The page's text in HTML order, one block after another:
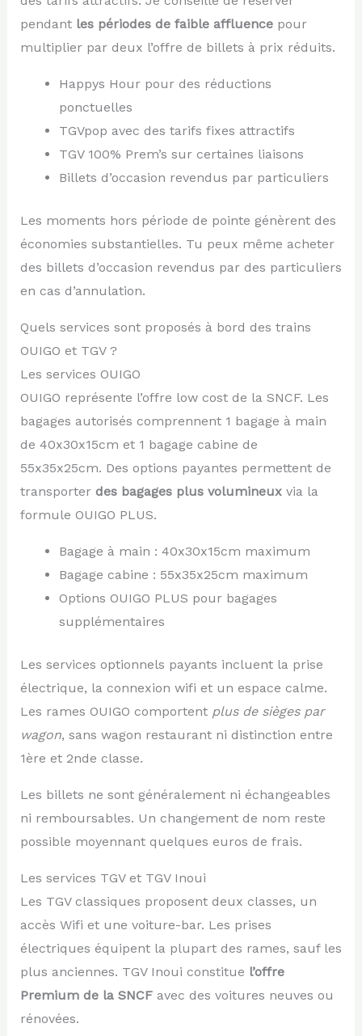
pendant les périodes de faible affluencepour
multiplier par deux l’offre de billets à prix réduits.
Happys Hour pour des réductions
ponctuelles
TGVpop avec des tarifs fixes attractifs
TGV 100% Prem’s sur certaines liaisons
Billets d’occasion revendus par particuliers
Les moments hors période de pointe génèrent des
économies substantielles. Tu peux même acheter
des billets d’occasion revendus par des particuliers
en cas d’annulation.
Quels services sont proposés à bord des trains
OUIGO et TGV ?
Les services OUIGO
OUIGO représente l’offre low cost de la SNCF. Les
bagages autorisés comprennent 1 bagage à main
de 40x30x15cm et 1 bagage cabine de
55x35x25cm. Des options payantes permettent de
transporter des bagages plus volumineuxvia la
formule OUIGO PLUS.
Bagage à main : 40x30x15cm maximum
Bagage cabine : 55x35x25cm maximum
Options OUIGO PLUS pour bagages
supplémentaires
Les services optionnels payants incluent la prise
électrique, la connexion wifi et un espace calme.
Les rames OUIGO comportent plus de sièges par
wagon, sans wagon restaurant ni distinction entre
1ère et 2nde classe.
Les billets ne sont généralement ni échangeables
ni remboursables. Un changement de nom reste
possible moyennant quelques euros de frais.
Les services TGV et TGV Inoui
Les TGV classiques proposent deux classes, un
accès Wifi et une voiture-bar. Les prises
électriques équipent la plupart des rames, sauf les
plus anciennes. TGV Inoui constitue l’offre
Premium de la SNCFavec des voitures neuves ou
rénovées.